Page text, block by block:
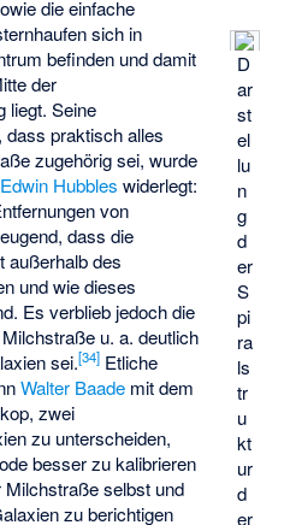
D
ar
st
el
lu
n
g
d
er
S
pi
ra
ls
tr
u
kt
ur
d
er
die einfache
sich in
befinden und damit
der
liegt. Seine
dass praktisch alles
zugehörig sei, wurde
Edwin Hubbles widerlegt:
von
dass die
außerhalb des
und wie dieses
Es verblieb jedoch die
u. a. deutlich
sei.[34] Etliche
Walter Baade mit dem
, zwei
zu unterscheiden,
besser zu kalibrieren
Milchstraße selbst und
zu berichtigen